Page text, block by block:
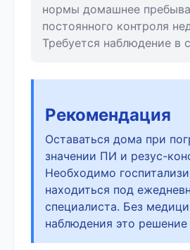
нормы домашнее
постоянного контроля
Требуется наблюдение в
Рекомендация
Оставаться дома при
значении ПИ и резус-
Необходимо
находиться под
специалиста. Без
наблюдения это решение